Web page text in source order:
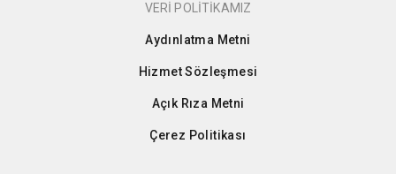
VERİ POLİTİKAMIZ
Aydınlatma Metni
Hizmet Sözleşmesi
Açık Rıza Metni
Çerez Politikası